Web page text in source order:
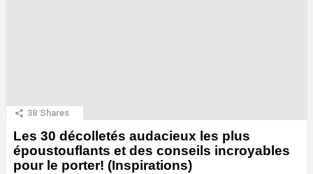
38 Shares
Les 30 décolletés audacieux les plus
époustouflants et des conseils incroyables
pour le porter! (Inspirations)